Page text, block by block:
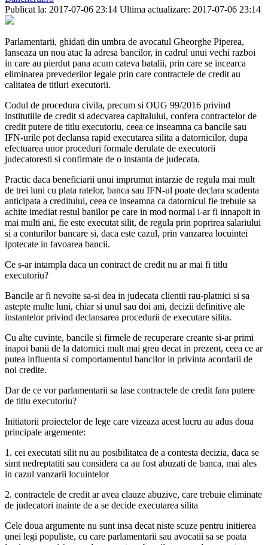
Publicat la: 2017-07-06 23:14 Ultima actualizare: 2017-07-06 23:14
Parlamentarii, ghidati din umbra de avocatul Gheorghe Piperea,
lanseaza un nou atac la adresa bancilor, in cadrul unui vechi razboi
in care au pierdut pana acum cateva batalii, prin care se incearca
eliminarea prevederilor legale prin care contractele de credit au
calitatea de titluri executorii.
Codul de procedura civila, precum si OUG 99/2016 privind
institutiile de credit si adecvarea capitalului, confera contractelor de
credit putere de titlu executoriu, ceea ce inseamna ca bancile sau
IFN-urile pot declansa rapid executarea silita a datornicilor, dupa
efectuarea unor proceduri formale derulate de executorii
judecatoresti si confirmate de o instanta de judecata.
Practic daca beneficiarii unui imprumut intarzie de regula mai mult
de trei luni cu plata ratelor, banca sau IFN-ul poate declara scadenta
anticipata a creditului, ceea ce inseamna ca datornicul fie trebuie sa
achite imediat restul banilor pe care in mod normal i-ar fi innapoit in
mai multi ani, fie este executat silit, de regula prin poprirea salariului
si a conturilor bancare si, daca este cazul, prin vanzarea locuintei
ipotecate in favoarea bancii.
Ce s-ar intampla daca un contract de credit nu ar mai fi titlu
executoriu?
Bancile ar fi nevoite sa-si dea in judecata clientii rau-platnici si sa
astepte multe luni, chiar si unul sau doi ani, decizii definitive ale
instantelor privind declansarea procedurii de executare silita.
Cu alte cuvinte, bancile si firmele de recuperare creante si-ar primi
inapoi banii de la datornici mult mai greu decat in prezent, ceea ce ar
putea influenta si comportamentul bancilor in privinta acordarii de
noi credite.
Dar de ce vor parlamentarii sa lase contractele de credit fara putere
de titlu executoriu?
Initiatorii proiectelor de lege care vizeaza acest lucru au adus doua
principale argemente:
1. cei executati silit nu au posibilitatea de a contesta decizia, daca se
simt nedreptatiti sau considera ca au fost abuzati de banca, mai ales
in cazul vanzarii locuintelor
2. contractele de credit ar avea clauze abuzive, care trebuie eliminate
de judecatori inainte de a se decide executarea silita
Cele doua argumente nu sunt insa decat niste scuze pentru initierea
unei legi populiste, cu care parlamentarii sau avocatii sa se poata